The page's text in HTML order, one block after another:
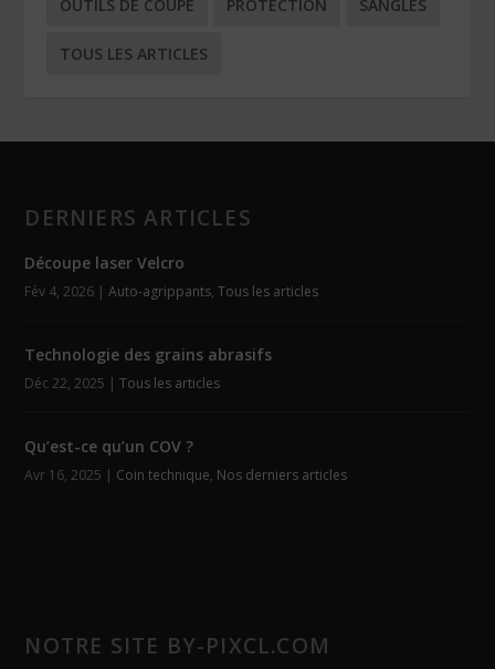
OUTILS DE COUPE PROTECTION SANGLES
TOUS LES ARTICLES
DERNIERS ARTICLES
Découpe laser Velcro
Fév 4, 2026 |Auto-agrippants,Tous les articles
Technologie des grains abrasifs
Déc 22, 2025 |Tous les articles
Qu’est-ce qu’un COV ?
Avr 16, 2025 | Coin technique, Nos derniers articles
NOTRE SITE BY-PIXCL.COM